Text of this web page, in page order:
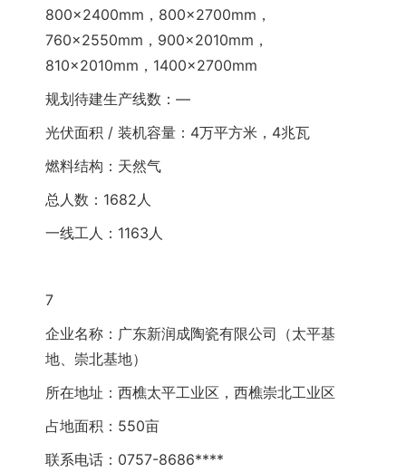
800×2400mm，800×2700mm，
760×2550mm，900×2010mm，
810×2010mm，1400×2700mm
规划待建生产线数：—
光伏面积 / 装机容量：4万平方米，4兆瓦
燃料结构：天然气
总人数：1682人
一线工人：1163人
7
企业名称：广东新润成陶瓷有限公司（太平基
地、崇北基地）
所在地址：西樵太平工业区，西樵崇北工业区
占地面积：550亩
联系电话：0757-8686****